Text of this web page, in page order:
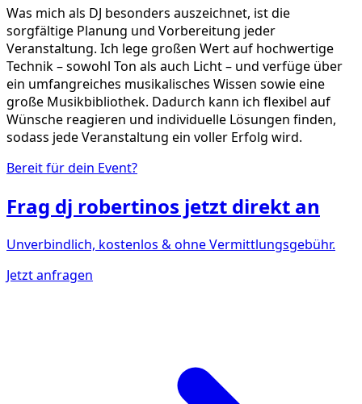
Was mich als DJ besonders auszeichnet, ist die
sorgfältige Planung und Vorbereitung jeder
Veranstaltung. Ich lege großen Wert auf hochwertige
Technik – sowohl Ton als auch Licht – und verfüge über
ein umfangreiches musikalisches Wissen sowie eine
große Musikbibliothek. Dadurch kann ich flexibel auf
Wünsche reagieren und individuelle Lösungen finden,
sodass jede Veranstaltung ein voller Erfolg wird.
Bereit für dein Event?
Frag dj robertinos jetzt direkt an
Unverbindlich, kostenlos & ohne Vermittlungsgebühr.
Jetzt anfragen